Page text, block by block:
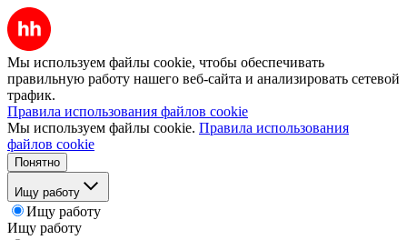
Мы используем файлы cookie, чтобы обеспечивать
правильную работу нашего веб-сайта и анализировать сетевой
трафик.
Правила использования файлов cookie
Мы используем файлы cookie. Правила использования
файлов cookie
Понятно
Ищу работу
Ищу работу
Ищу работу